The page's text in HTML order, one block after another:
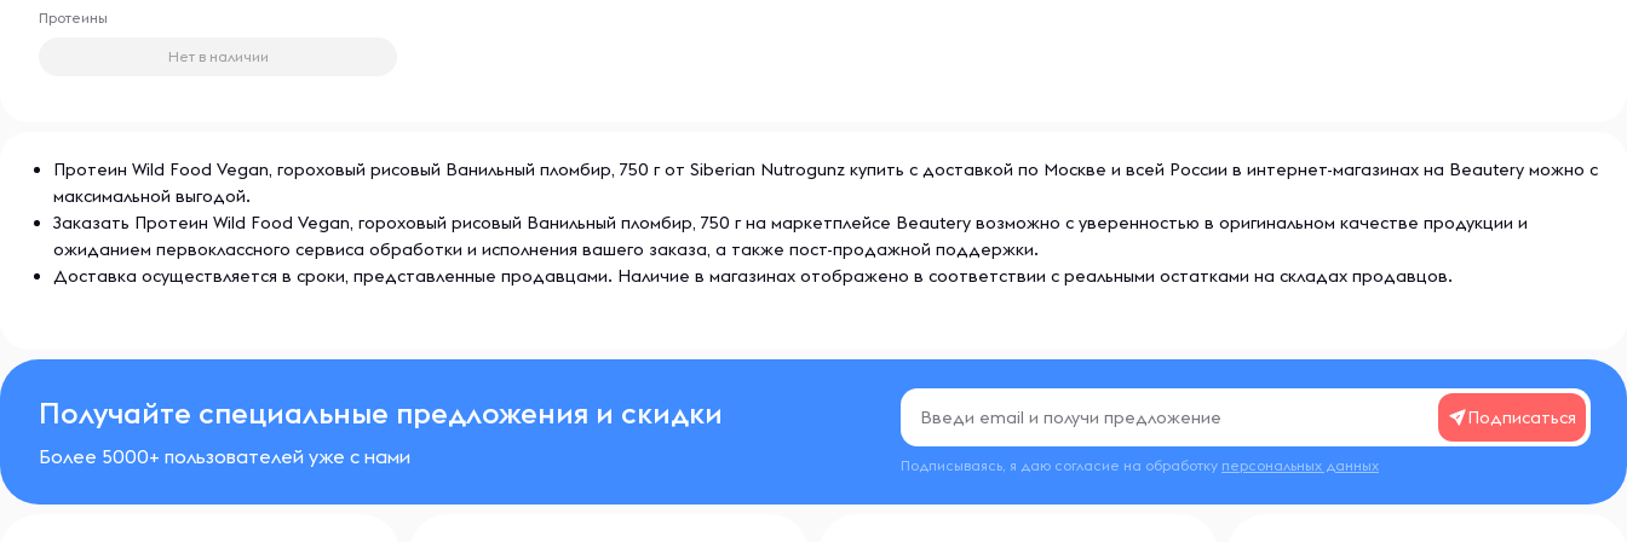
своих жизненных целей. Более 10 лет Siberian Nutrogunz помогает людям по
всему миру поддерживать здоровье и активность.
Протеины
Нет в наличии
Протеин Wild Food Vegan, гороховый рисовый Ванильный пломбир, 750 г от Siberian Nutrogunz купить с доставкой по Москве и всей России в интернет-магазинах на Beautery можно с
максимальной выгодой.
Заказать Протеин Wild Food Vegan, гороховый рисовый Ванильный пломбир, 750 г на маркетплейсе Beautery возможно с уверенностью в оригинальном качестве продукции и
ожиданием первоклассного сервиса обработки и исполнения вашего заказа, а также пост-продажной поддержки.
Доставка осуществляется в сроки, представленные продавцами. Наличие в магазинах отображено в соответствии с реальными остатками на складах продавцов.
Получайте специальные предложения и скидки
Более 5000+ пользователей уже с нами
Подписаться
Подписываясь, я даю согласие на обработку персональных данных